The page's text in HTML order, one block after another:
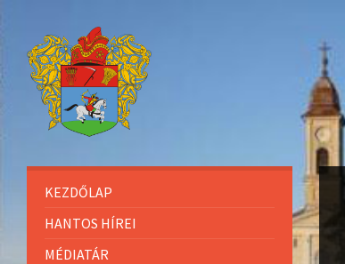
KEZDŐLAP
HANTOS HÍREI
MÉDIATÁR